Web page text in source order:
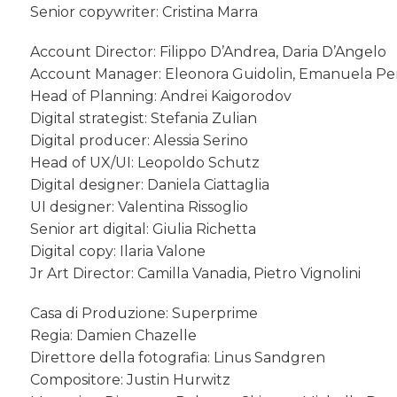
Senior copywriter: Cristina Marra
Account Director: Filippo D’Andrea, Daria D’Angelo
Account Manager: Eleonora Guidolin, Emanuela
Head of Planning: Andrei Kaigorodov
Digital strategist: Stefania Zulian
Digital producer: Alessia Serino
Head of UX/UI: Leopoldo Schutz
Digital designer: Daniela Ciattaglia
UI designer: Valentina Rissoglio
Senior art digital: Giulia Richetta
Digital copy: Ilaria Valone
Jr Art Director: Camilla Vanadia, Pietro Vignolini
Casa di Produzione: Superprime
Regia: Damien Chazelle
Direttore della fotografia: Linus Sandgren
Compositore: Justin Hurwitz